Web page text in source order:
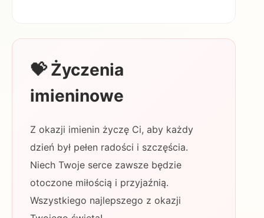
💝 Życzenia
imieninowe
Z okazji imienin życzę Ci, aby każdy
dzień był pełen radości i szczęścia.
Niech Twoje serce zawsze będzie
otoczone miłością i przyjaźnią.
Wszystkiego najlepszego z okazji